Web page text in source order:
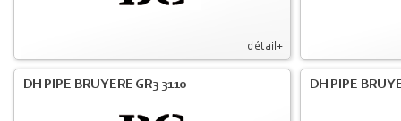
détail+
DH PIPE BRUYERE GR3 3110 DH PIPE